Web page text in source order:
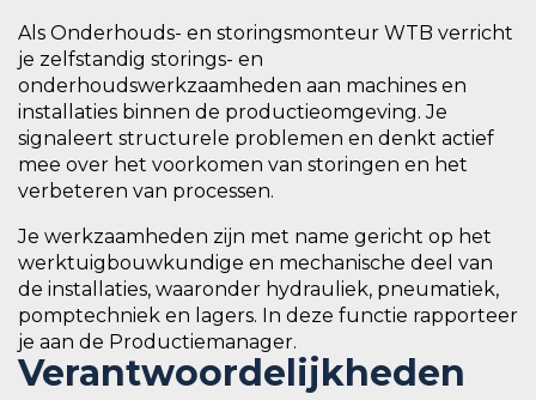
Als Onderhouds- en storingsmonteur WTB verricht
je zelfstandig storings- en
onderhoudswerkzaamheden aan machines en
installaties binnen de productieomgeving. Je
signaleert structurele problemen en denkt actief
mee over het voorkomen van storingen en het
verbeteren van processen.
Je werkzaamheden zijn met name gericht op het
werktuigbouwkundige en mechanische deel van
de installaties, waaronder hydrauliek, pneumatiek,
pomptechniek en lagers. In deze functie rapporteer
je aan de Productiemanager.
Verantwoordelijkheden